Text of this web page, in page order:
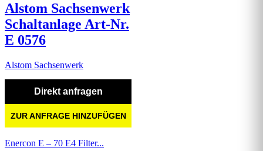
Alstom Sachsenwerk
Schaltanlage Art-Nr.
E 0576
Alstom Sachsenwerk
Direkt anfragen
ZUR ANFRAGE HINZUFÜGEN
Enercon E – 70 E4 Filter...